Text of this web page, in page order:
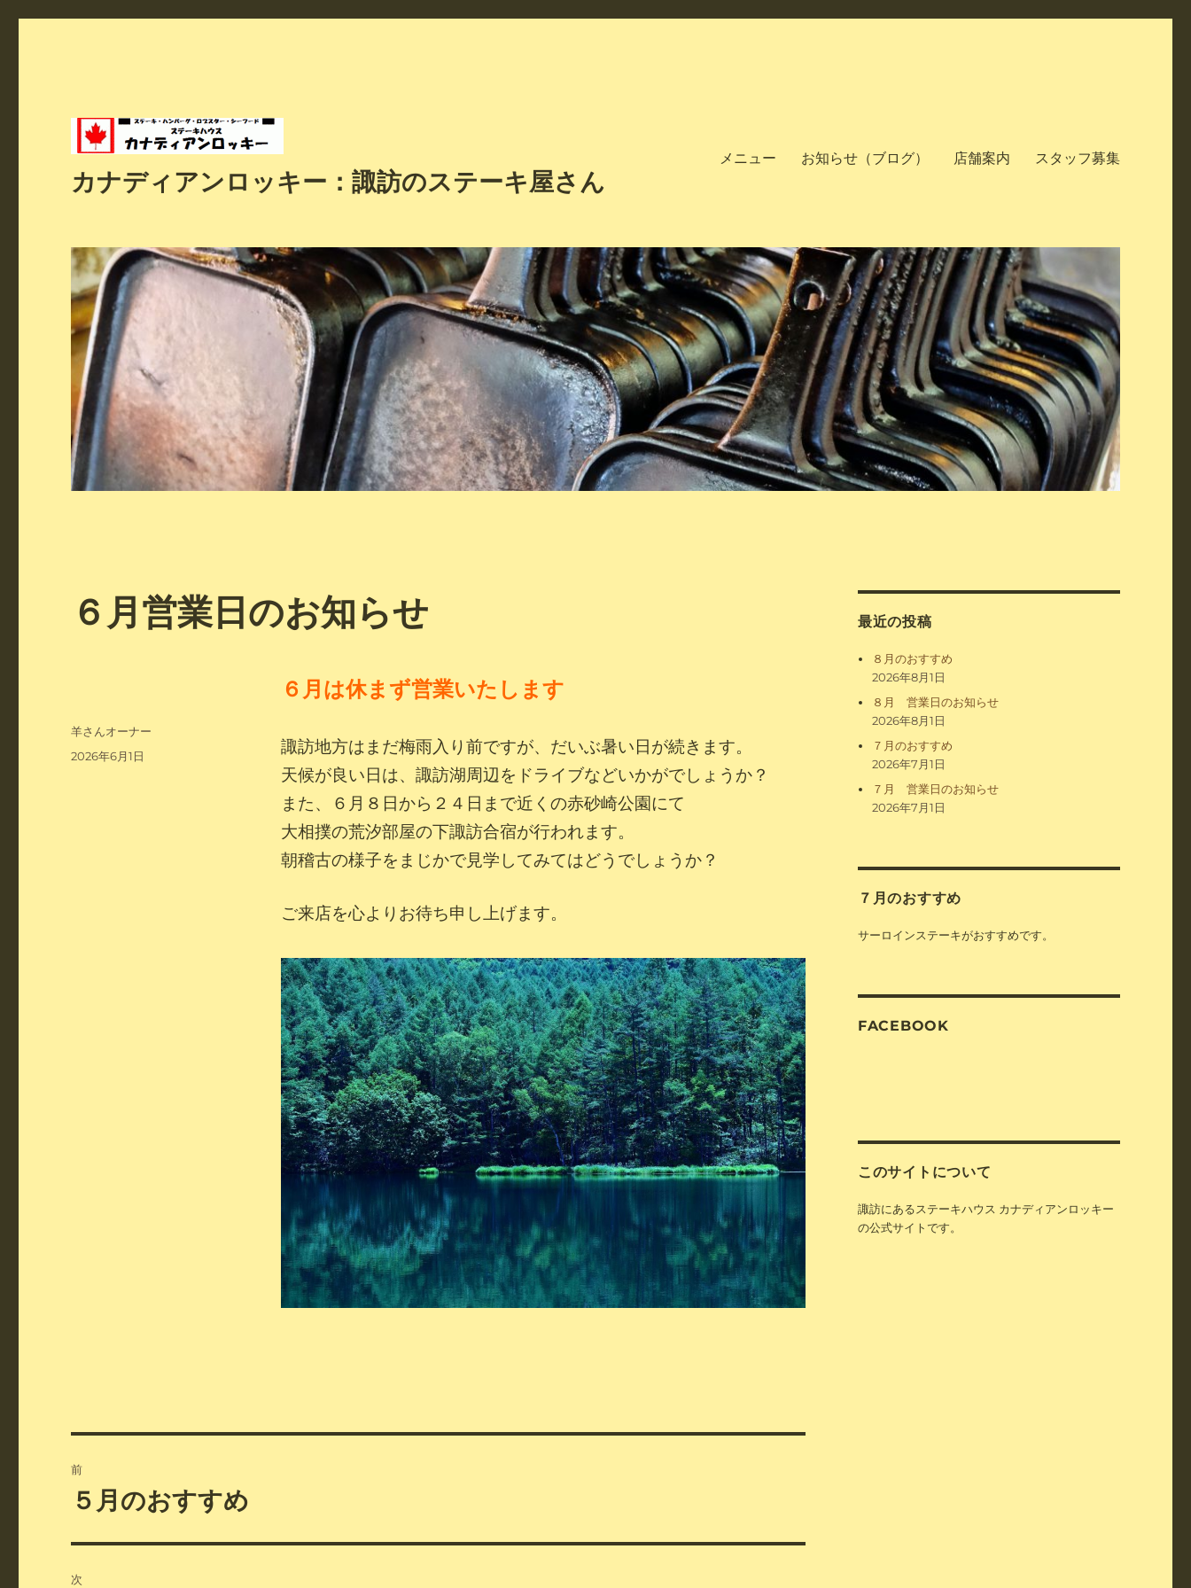
カナディアンロッキー：諏訪のステーキ屋さん
メニュー お知らせ（ブログ） 店舗案内 スタッフ募集
６月営業日のお知らせ
６月は休まず営業いたします
諏訪地方はまだ梅雨入り前ですが、だいぶ暑い日が続きます。
天候が良い日は、諏訪湖周辺をドライブなどいかがでしょうか？
また、６月８日から２４日まで近くの赤砂崎公園にて
大相撲の荒汐部屋の下諏訪合宿が行われます。
朝稽古の様子をまじかで見学してみてはどうでしょうか？
ご来店を心よりお待ち申し上げます。
投
稿
羊さんオーナー
投
2026年6月1日
稿
前
前
投
稿:
５月のおすすめ
次
最近の投稿
８月のおすすめ
2026年8月1日
８月 営業日のお知らせ
2026年8月1日
７月のおすすめ
2026年7月1日
７月 営業日のお知らせ
2026年7月1日
７月のおすすめ
サーロインステーキがおすすめです。
FACEBOOK
このサイトについて
諏訪にあるステーキハウス カナディアンロッキー
の公式サイトです。